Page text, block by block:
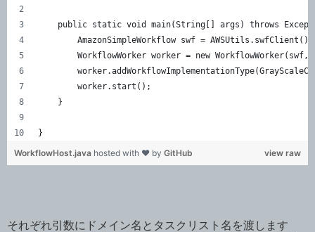
public static void main(String[] args) throws
        AmazonSimpleWorkflow swf = AWSUtils.swfClient();
WorkflowWorker worker = new WorkflowWorker(swf,
        worker.start();
    }
}
view raw
WorkflowHost.java hosted with ❤ by GitHub
それぞれ引数にドメイン名とタスクリスト名を渡します